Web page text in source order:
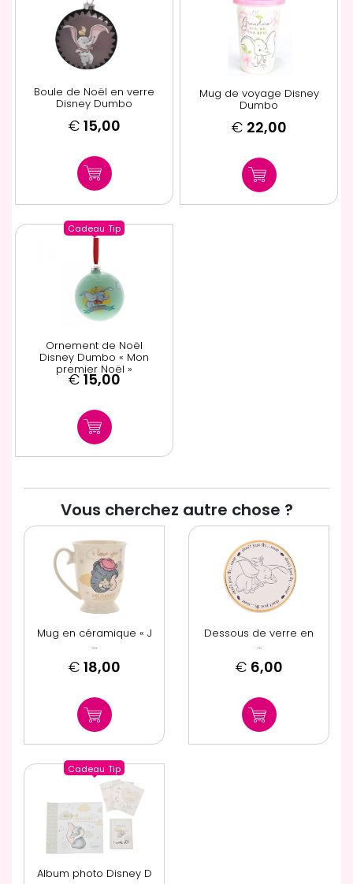
Boule de Noël en verre
Disney Dumbo
€ 15,00
Mug de voyage Disney
Dumbo
€ 22,00
Cadeau Tip
Ornement de Noël
Disney Dumbo « Mon
premier Noël »
€ 15,00
Vous cherchez autre chose ?
Mug en céramique « J
...
€ 18,00
Dessous de verre en
...
€ 6,00
Cadeau Tip
Album photo Disney D